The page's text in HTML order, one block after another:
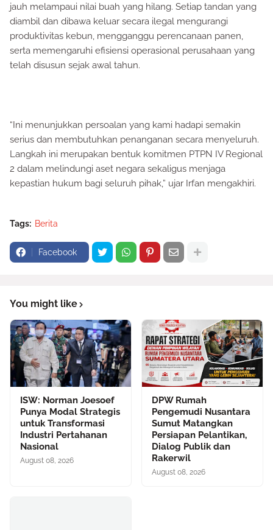
jauh melampaui nilai buah yang hilang. Setiap tandan yang
diambil dan dibawa keluar secara ilegal mengurangi
produktivitas kebun, mengganggu perencanaan panen,
serta memengaruhi efisiensi operasional perusahaan yang
telah disusun sejak awal tahun.
“Ini menunjukkan persoalan yang kami hadapi semakin
serius dan membutuhkan penanganan secara menyeluruh.
Langkah ini merupakan bentuk komitmen PTPN IV Regional
2 dalam melindungi aset negara sekaligus menjaga
kepastian hukum bagi seluruh pihak,” ujar Irfan mengakhiri.
Tags: Berita
Facebook
You might like
ISW: Norman Joesoef
Punya Modal Strategis
untuk Transformasi
Industri Pertahanan
Nasional
August 08, 2026
DPW Rumah
Pengemudi Nusantara
Sumut Matangkan
Persiapan Pelantikan,
Dialog Publik dan
Rakerwil
August 08, 2026